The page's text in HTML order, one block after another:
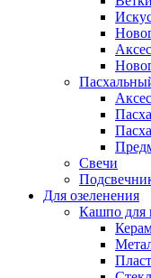
Свечи
Для озеленения
Кашпо для